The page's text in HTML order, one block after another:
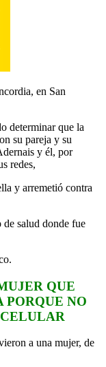
en San
determinar que la
su pareja y su
y él, por
redes,
y arremetió contra
de salud donde fue
QUE
PORQUE NO
a una mujer, de